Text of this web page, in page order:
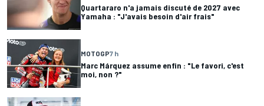
Quartararo n'a jamais discuté de 2027 avec
Yamaha : "J'avais besoin d'air frais"
MOTOGP7 h
Marc Márquez assume enfin : "Le favori, c'est
moi, non ?"